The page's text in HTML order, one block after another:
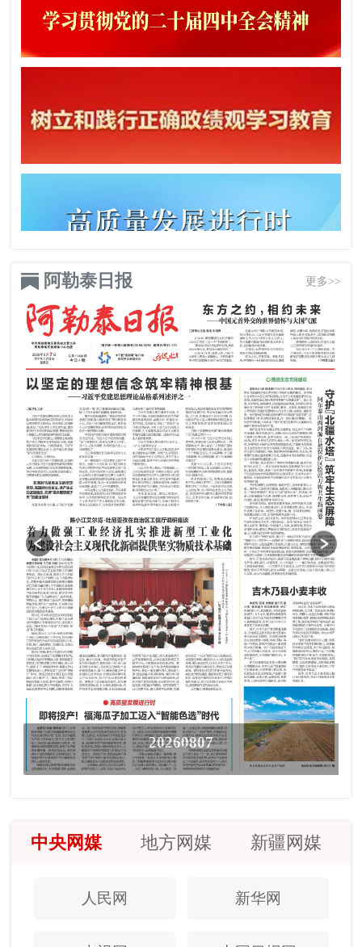
阿勒泰日报 更多>>
20260807
中央网媒 地方网媒 新疆网媒
人民网 新华网